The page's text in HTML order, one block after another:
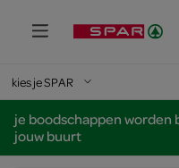
kies je SPAR
je boodschappen worden
jouw buurt